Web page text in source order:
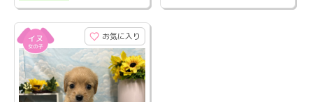
お気に入り